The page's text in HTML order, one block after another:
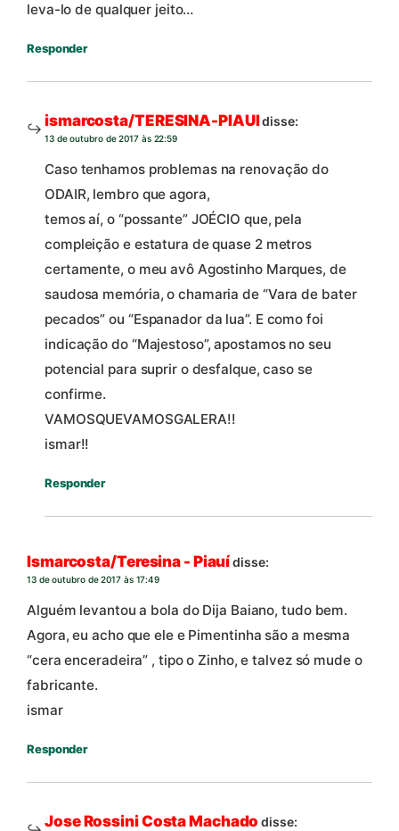
leva-lo de qualquer jeito…
Responder
ismarcosta/TERESINA-PIAUIdisse:
13 de outubro de 2017 às 22:59
Caso tenhamos problemas na renovação do
ODAIR, lembro que agora,
temos aí, o “possante” JOÉCIO que, pela
compleição e estatura de quase 2 metros
certamente, o meu avô Agostinho Marques, de
saudosa memória, o chamaria de “Vara de bater
pecados” ou “Espanador da lua”. E como foi
indicação do “Majestoso”, apostamos no seu
potencial para suprir o desfalque, caso se
confirme.
VAMOSQUEVAMOSGALERA!!
ismar!!
Responder
Ismarcosta/Teresina - Piauídisse:
13 de outubro de 2017 às 17:49
Alguém levantou a bola do Dija Baiano, tudo bem.
Agora, eu acho que ele e Pimentinha são a mesma
“cera enceradeira” , tipo o Zinho, e talvez só mude o
fabricante.
ismar
Responder
Jose Rossini Costa Machado disse: